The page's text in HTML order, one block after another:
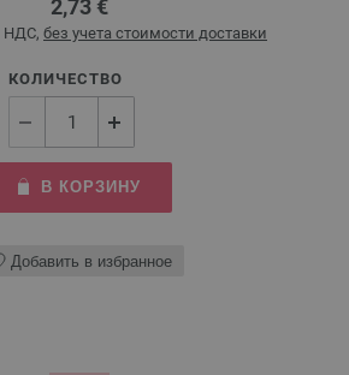
2,73 €
НДС, без учета стоимости доставки
КОЛИЧЕСТВО
В КОРЗИНУ
Добавить в избранное